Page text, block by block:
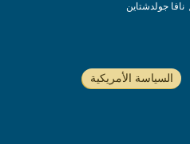
نافا جولدشتاين
السياسة الأمريكية